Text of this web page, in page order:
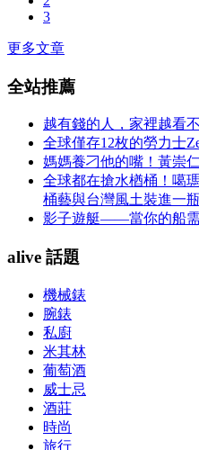
3
更多文章
全站推薦
越有錢的人，家裡越看
全球僅存12枚的勞力士
媽媽養刁他的嘴！黃崇
全球都在搶水楢桶！噶
桶藝與台灣風土裝進一
影子遊艇——當你的船
alive 話題
機械錶
腕錶
私廚
米其林
葡萄酒
威士忌
酒莊
時尚
旅行